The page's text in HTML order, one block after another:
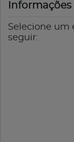
Informações
Selecione um
seguir: